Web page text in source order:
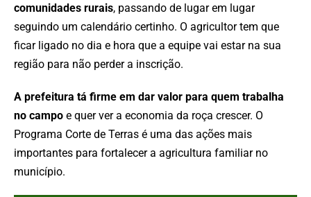
comunidades rurais, passando de lugar em lugar
seguindo um calendário certinho. O agricultor tem que
ficar ligado no dia e hora que a equipe vai estar na sua
região para não perder a inscrição.
A prefeitura tá firme em dar valor para quem trabalha
no campo e quer ver a economia da roça crescer. O
Programa Corte de Terras é uma das ações mais
importantes para fortalecer a agricultura familiar no
município.